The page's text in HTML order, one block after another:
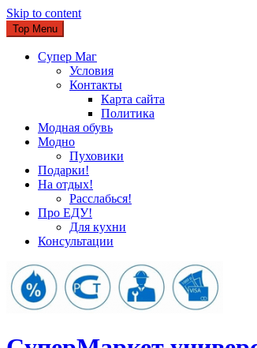
Skip to content
Top Menu
Супер Маг
Условия
Контакты
Карта сайта
Политика
Модная обувь
Модно
Пуховики
Подарки!
На отдых!
Расслабься!
Про ЕДУ!
Для кухни
Консультации